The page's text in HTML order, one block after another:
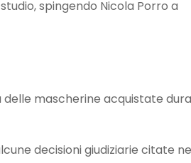
spingendo Nicola Porro a
delle mascherine acquistate
decisioni giudiziarie citate